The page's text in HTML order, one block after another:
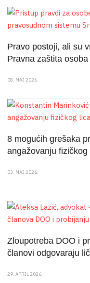
Pravo postoji, ali su
Pravna zaštita
08. MAJ 2026.
8 mogućih grešaka
angažovanju fizičkog
03. MAJ 2026.
Zloupotreba DOO i
članovi odgovaraju
29. APRIL 2026.